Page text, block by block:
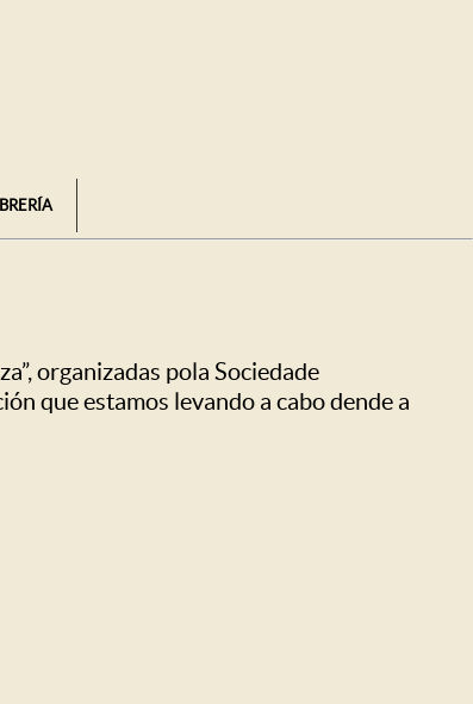
organizadas pola Sociedade
que estamos levando a cabo dende a